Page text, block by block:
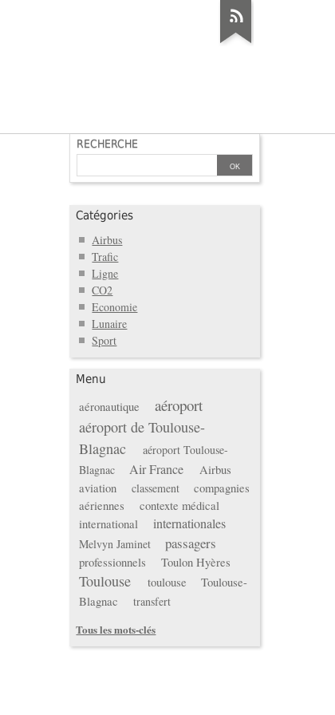
RECHERCHE
Catégories
Airbus
Trafic
Ligne
CO2
Economie
Lunaire
Sport
Menu
aéronautique aéroport
aéroport de Toulouse-
Blagnac
aéroport Toulouse-
Blagnac
Air France
Airbus
aviation
classement
compagnies
aériennes
contexte médical
international
internationales
Melvyn Jaminet passagers
professionnels Toulon Hyères
Toulouse toulouse
Toulouse-
Blagnac
transfert
Tous les mots-clés